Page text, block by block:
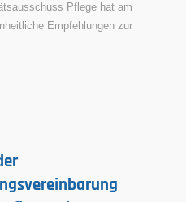
Pflege hat am
Empfehlungen zur